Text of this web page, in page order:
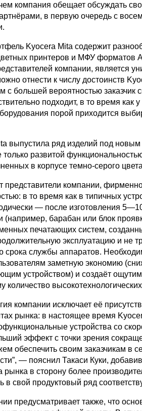
компания обещает обсуждать
в первую очередь с
Kyocera Mita содержит
принтеров и МФУ форматов
компании, является
отнести к числу достоинств
с большей вероятностью заказчик
подходит, в то время как
порой приходится
выпустила ряд изделий под
развитой
в корпусе темно-серого
представители компании,
в то время как в типичных
— после изготовления
(например, барабан или блок
печатающих систем,
эксплуатацию и не
срока службы аппаратов.
заметную экономию
устройством) и создаёт
количество
компании исключает её
рынка: в настоящее время
устройства со
эффект с точки зрения
обеспечить своим заказчикам в
— пояснил Такаси Куки,
рынка в сторону более
в свой продуктовый ряд
предусматривает также, что